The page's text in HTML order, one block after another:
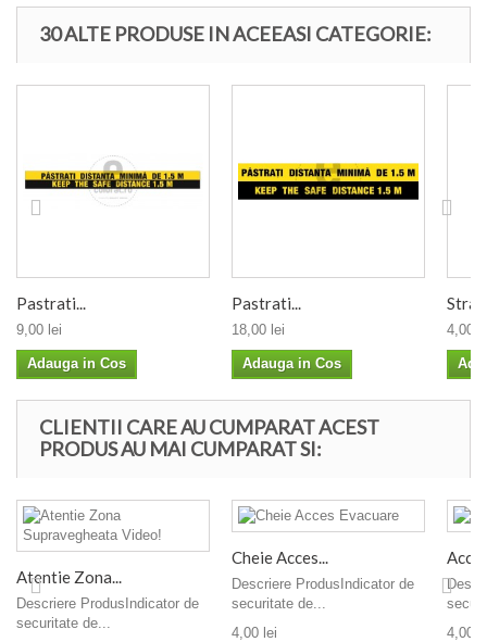
30 ALTE PRODUSE IN ACEEASI CATEGORIE:
Pastrati...
9,00 lei
Adauga in Cos
Pastrati...
18,00 lei
Adauga in Cos
4,00
CLIENTII CARE AU CUMPARAT ACEST
PRODUS AU MAI CUMPARAT SI:
Atentie Zona...
Descriere ProdusIndicator de
securitate de...
Cheie Acces...
Descriere ProdusIndicator de
securitate de...
4,00 lei
4,00